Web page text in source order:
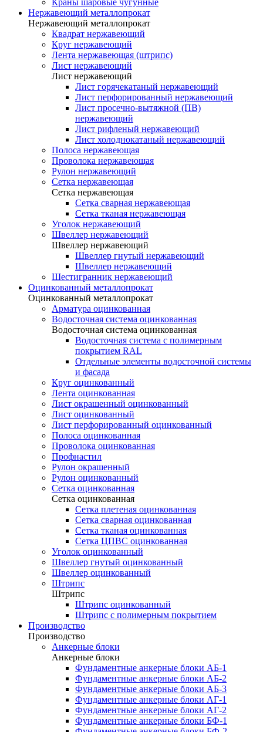
Краны шаровые чугунные
Нержавеющий металлопрокат
Нержавеющий металлопрокат
Квадрат нержавеющий
Круг нержавеющий
Лента нержавеющая (штрипс)
Лист нержавеющий
Лист нержавеющий
Лист горячекатаный нержавеющий
Лист перфорированный нержавеющий
Лист просечно-вытяжной (ПВ)
нержавеющий
Лист рифленый нержавеющий
Лист холоднокатаный нержавеющий
Полоса нержавеющая
Проволока нержавеющая
Рулон нержавеющий
Сетка нержавеющая
Сетка нержавеющая
Сетка сварная нержавеющая
Сетка тканая нержавеющая
Уголок нержавеющий
Швеллер нержавеющий
Швеллер нержавеющий
Швеллер гнутый нержавеющий
Швеллер нержавеющий
Шестигранник нержавеющий
Оцинкованный металлопрокат
Оцинкованный металлопрокат
Арматура оцинкованная
Водосточная система оцинкованная
Водосточная система оцинкованная
Водосточная система с полимерным
покрытием RAL
Отдельные элементы водосточной системы
и фасада
Круг оцинкованный
Лента оцинкованная
Лист окрашенный оцинкованный
Лист оцинкованный
Лист перфорированный оцинкованный
Полоса оцинкованная
Проволока оцинкованная
Профнастил
Рулон окрашенный
Рулон оцинкованный
Сетка оцинкованная
Сетка оцинкованная
Сетка плетеная оцинкованная
Сетка сварная оцинкованная
Сетка тканая оцинкованная
Сетка ЦПВС оцинкованная
Уголок оцинкованный
Швеллер гнутый оцинкованный
Швеллер оцинкованный
Штрипс
Штрипс
Штрипс оцинкованный
Штрипс с полимерным покрытием
Производство
Производство
Анкерные блоки
Анкерные блоки
Фундаментные анкерные блоки АБ-1
Фундаментные анкерные блоки АБ-2
Фундаментные анкерные блоки АБ-3
Фундаментные анкерные блоки АГ-1
Фундаментные анкерные блоки АГ-2
Фундаментные анкерные блоки БФ-1